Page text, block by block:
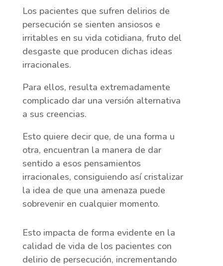
Los pacientes que sufren delirios de
persecución se sienten ansiosos e
irritables en su vida cotidiana, fruto del
desgaste que producen dichas ideas
irracionales.
Para ellos, resulta extremadamente
complicado dar una versión alternativa
a sus creencias.
Esto quiere decir que, de una forma u
otra, encuentran la manera de dar
sentido a esos pensamientos
irracionales, consiguiendo así cristalizar
la idea de que una amenaza puede
sobrevenir en cualquier momento.
Esto impacta de forma evidente en la
calidad de vida de los pacientes con
delirio de persecución, incrementando